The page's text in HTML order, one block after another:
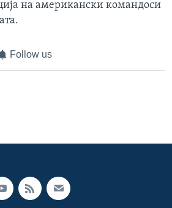
на американски командоси
Follow us